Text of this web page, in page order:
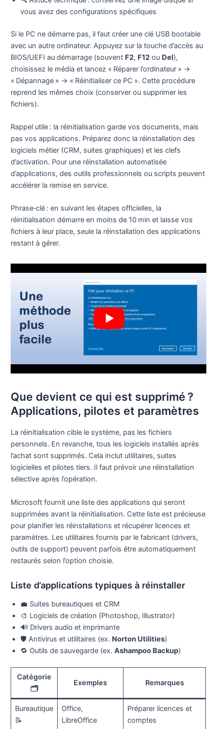
vous avez des configurations spécifiques
Si le PC ne démarre pas, il faut créer une clé USB bootable
avec un autre ordinateur. Appuyez sur la touche d’accès au
BIOS/UEFI au démarrage (souvent F2, F12 ou Del),
choisissez le média et lancez « Réparer l’ordinateur » →
« Dépannage » → « Réinitialiser ce PC ». Cette procédure
reprend les mêmes choix (conserver ou supprimer les
fichiers).
Rappel utile : la réinitialisation garde vos documents, mais
pas vos applications. Préparez donc la réinstallation des
logiciels métier (CRM, suites graphiques) et les clefs
d’activation. Pour une réinstallation automatisée
d’applications, des outils professionnels ou scripts peuvent
accélérer la remise en service.
Phrase‑clé : en suivant les étapes officielles, la
réinitialisation démarre en moins de 10 min et laisse vos
fichiers à leur place, seule la réinstallation des applications
restant à gérer.
Que devient ce qui est supprimé ?
Applications, pilotes et paramètres
La réinitialisation cible le système, pas les fichiers
personnels. En revanche, tous les logiciels installés après
l’achat sont supprimés. Cela inclut utilitaires, suites
logicielles et pilotes tiers. Il faut prévoir une réinstallation
sélective après l’opération.
Microsoft fournit une liste des applications qui seront
supprimées avant la réinitialisation. Cette liste est précieuse
pour planifier les réinstallations et récupérer licences et
paramètres. Les utilitaires fournis par le fabricant (drivers,
outils de support) peuvent parfois être automatiquement
restaurés selon l’option choisie.
Liste d’applications typiques à réinstaller
💼 Suites bureautiques et CRM
🎨 Logiciels de création (Photoshop, Illustrator)
🔊 Drivers audio et imprimante
🛡️ Antivirus et utilitaires (ex. Norton Utilities)
🔁 Outils de sauvegarde (ex.Ashampoo Backup)
Catégorie
🗂️
Exemples Remarques
Bureautique
📝
Office,
LibreOffice
Préparer licences et
comptes